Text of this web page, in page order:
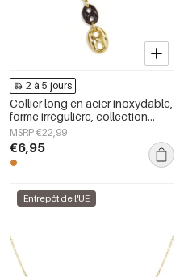
2 à 5 jours
Collier long en acier inoxydable,
forme irrégulière, collection
Simple Daily Simple, bijoux pour
femmes
MSRP €22,99
€6,95
Entrepôt de l'UE